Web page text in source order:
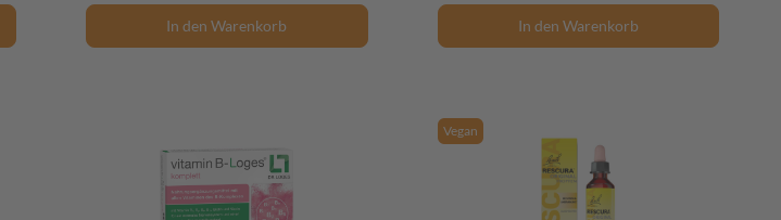
In den Warenkorb In den Warenkorb
Vegan